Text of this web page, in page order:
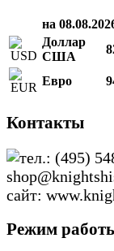
на
Доллар
США
Евро
Контакты
тел.: (495)
сайт:
Режим